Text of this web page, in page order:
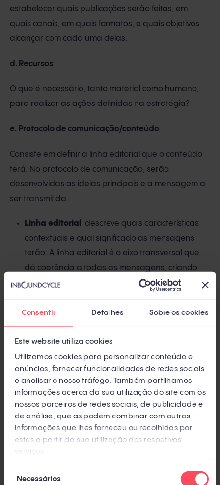
Consentir Detalhes Sobre os cookies
Este website utiliza cookies
Utilizamos cookies para personalizar conteúdo e
anúncios, fornecer funcionalidades de redes sociais
e analisar o nosso tráfego. Também partilhamos
informações acerca da sua utilização do site com os
nossos parceiros de redes sociais, de publicidade e
de análise, que as podem combinar com outras
informações que lhes forneceu ou recolhidas por
estes a partir da sua utilização dos respetivos
deNecessários
estabelecer quais publicações serão feitas, em
quais canais, em quais formatos, e quais objetivos
alcançar com cada uma delas.
d. Recursos
O que é necessário, tanto material como humano,
para realizar as ações definidas na estratégia?
e. Protocolo de comunicação/conteúdo
Consiste em definir a linha editorial que o conteúdo
terá. No protocolo de comunicação, serão
desenvolvidas as ideias principais e a mensagem a
ser transmitida.
Linha editorial : descreve quais características
contextuais e qual significado as mensagens
terão. A linha editorial é o eixo transversal que
dá coerência a todas as mensagens, criando
um storytelling para a marca, que fará parte da
na estratégia de SEO (Search Engine
Optimization)
Estratégia de conteúdo: temas, formatos e
agendamento.
Linguagem:
semânticos, ou seja, como cada coisa é